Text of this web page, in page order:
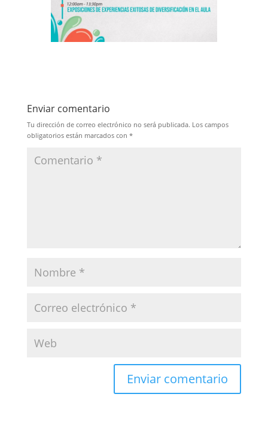
Enviar comentario
Tu dirección de correo electrónico no será publicada. Los campos
obligatorios están marcados con *